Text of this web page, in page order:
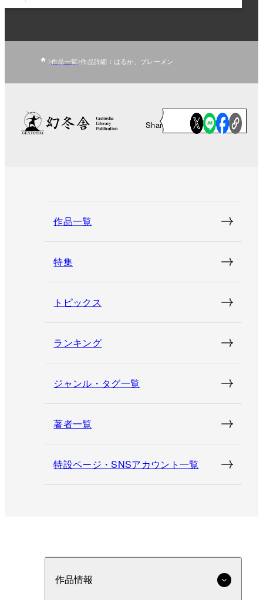
作品一覧 作品詳細：はるか、ブレーメン
Share
作品一覧
特集
トピックス
ランキング
ジャンル・タグ一覧
著者一覧
特設ページ・SNSアカウント一覧
作品情報